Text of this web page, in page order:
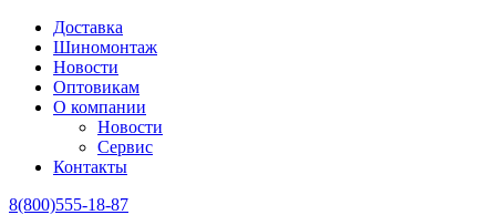
Доставка
Шиномонтаж
Новости
Оптовикам
О компании
Новости
Сервис
Контакты
8(800)555-18-87